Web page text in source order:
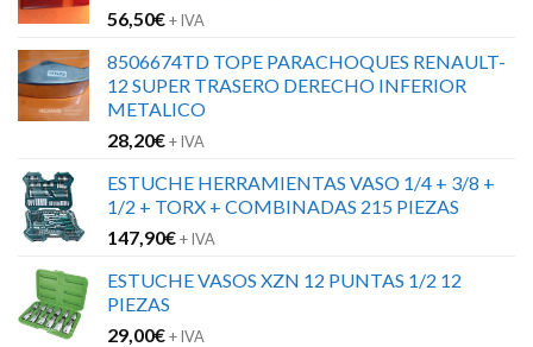
56,50€+ IVA
8506674TD TOPE PARACHOQUES RENAULT-
12 SUPER TRASERO DERECHO INFERIOR
METALICO
28,20€+ IVA
ESTUCHE HERRAMIENTAS VASO 1/4 + 3/8 +
1/2 + TORX + COMBINADAS 215 PIEZAS
147,90€+ IVA
ESTUCHE VASOS XZN 12 PUNTAS 1/2 12
PIEZAS
29,00€+ IVA